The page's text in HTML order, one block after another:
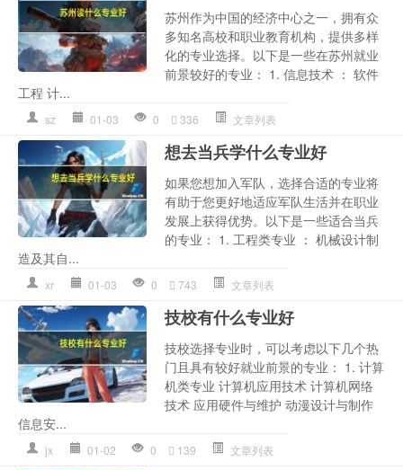
苏州作为中国的经济中心之一，拥有众
多知名高校和职业教育机构，提供多样
化的专业选择。以下是一些在苏州就业
前景较好的专业： 1. 信息技术 ： 软件
工程 计...
sz 01-03 0 336 文章列表
想去当兵学什么专业好
如果您想加入军队，选择合适的专业将
有助于您更好地适应军队生活并在职业
发展上获得优势。以下是一些适合当兵
的专业： 1. 工程类专业 ： 机械设计制
造及其自...
xr 01-03 0 743 文章列表
技校有什么专业好
技校选择专业时，可以考虑以下几个热
门且具有较好就业前景的专业： 1. 计算
机类专业 计算机应用技术 计算机网络
技术 应用硬件与维护 动漫设计与制作
信息安...
jx 01-02 0 139 文章列表